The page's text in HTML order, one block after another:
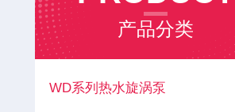
产品分类
WD系列热水旋涡泵